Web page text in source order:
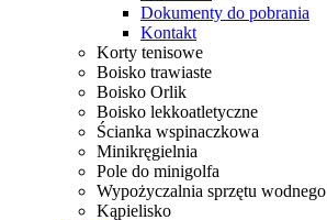
Dokumenty do pobrania
Kontakt
Korty tenisowe
Boisko trawiaste
Boisko Orlik
Boisko lekkoatletyczne
Ścianka wspinaczkowa
Minikręgielnia
Pole do minigolfa
Wypożyczalnia sprzętu wodnego
Kąpielisko